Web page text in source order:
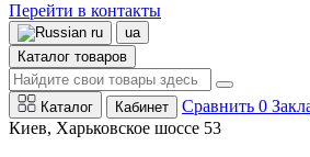
Перейти в контакты
ru
ua
Каталог товаров
Каталог Кабинет Сравнить 0
Киев, Харьковское шоссе 53